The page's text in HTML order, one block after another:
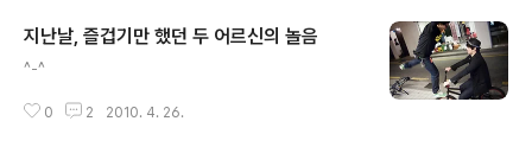
리잡고 앉자마자 구름이 끼더니 찬바람이 불길래, 안으로;
치즈 어쩔 내가 시킨 메뉴는 '필리 치즈 스테이크' 였는데
하고 있었구나- 하고 깨닫게 되었다. 마치 스파게티가 파스
지난날, 즐겁기만 했던 두 어르신의 놀음
^-^
0 2 2010. 4. 26.